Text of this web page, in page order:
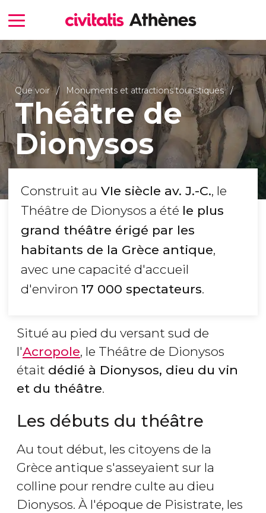
Que voir Monuments et attractions touristiques
Théâtre de
Dionysos
Construit au VIe siècle av. J.-C., le
Théâtre de Dionysos a été le plus
grand théâtre érigé par les
habitants de la Grèce antique,
avec une capacité d'accueil
d'environ 17 000 spectateurs.
Situé au pied du versant sud de
l'Acropole, le Théâtre de Dionysos
était dédié à Dionysos, dieu du vin
et du théâtre.
Les débuts du théâtre
Au tout début, les citoyens de la
Grèce antique s'asseyaient sur la
colline pour rendre culte au dieu
Dionysos. À l'époque de Pisistrate, les